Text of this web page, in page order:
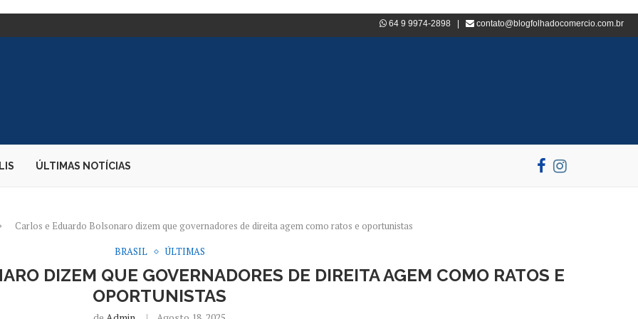
DE CARGAS;... 64 9 9974-2898 | contato@blogfolhadocomercio.com.br
ÚLTIMAS NOTÍCIAS
Carlos e Eduardo Bolsonaro dizem que governadores de direita agem como ratos e oportunistas
BRASIL
ÚLTIMAS
DIZEM QUE GOVERNADORES DE DIREITA AGEM COMO RATOS E
OPORTUNISTAS